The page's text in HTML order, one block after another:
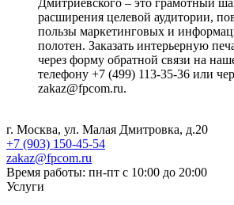
расширения целевой аудитории,
пользы маркетинговых и
полотен. Заказать интерьерную
через форму обратной связи на
телефону +7 (499) 113-35-36 или
zakaz@fpcom.ru.
г. Москва, ул. Малая Дмитровка, д.20
+7 (903) 150-45-54
zakaz@fpcom.ru
Время работы: пн-пт с 10:00 до 20:00
Услуги